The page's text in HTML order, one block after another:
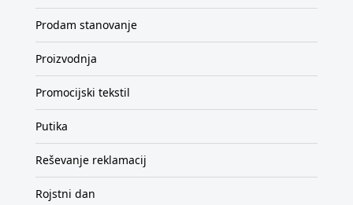
Prodam stanovanje
Proizvodnja
Promocijski tekstil
Putika
Reševanje reklamacij
Rojstni dan